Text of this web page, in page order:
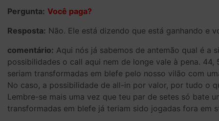
Pergunta: Você paga?
Resposta: Não. Ele está dizendo que está ganhando e
comentário: Aqui nós já sabemos de antemão qual é a
possibilidades o call aqui nem de longe vale à pena.
seriam transformadas em blefe pelo nosso vilão com
No caso, a possibilidade de all-in por valor, por tudo o
Lembre-se mais uma vez que teu par de setes só bate
transformadas em blefe já teriam sido jogadas fora em